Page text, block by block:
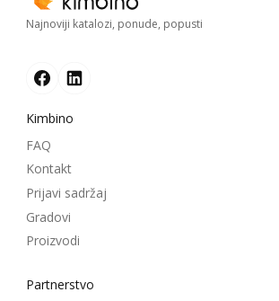
Najnoviji katalozi, ponude, popusti
Kimbino
FAQ
Kontakt
Prijavi sadržaj
Gradovi
Proizvodi
Partnerstvo